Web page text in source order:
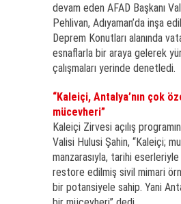
devam eden AFAD Başkanı
Pehlivan, Adıyaman’da inşa
Deprem Konutları alanında
esnaflarla bir araya gelerek
çalışmaları yerinde denetledi.
“Kaleiçi, Antalya’nın çok
mücevheri”
Kaleiçi Zirvesi açılış
Valisi Hulusi Şahin, “Kaleiçi;
manzarasıyla, tarihi
restore edilmiş sivil mimari
bir potansiyele sahip. Yani